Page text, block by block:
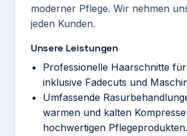
moderner Pflege. Wir nehmen
jeden Kunden.
Unsere Leistungen
Professionelle Haarschnitte
inklusive Fadecuts und
Umfassende
warmen und kalten
hochwertigen Pflegeprodukten.